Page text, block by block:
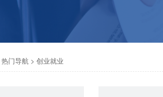
热门导航 > 创业就业